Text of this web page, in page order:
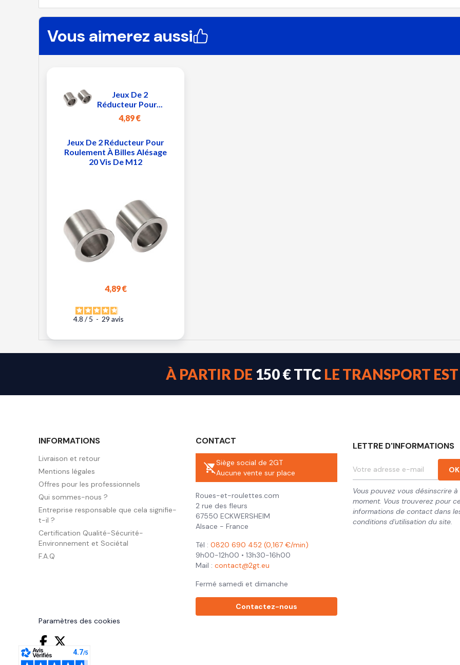
Vous aimerez aussi
Jeux De 2
Réducteur Pour...
4,89 €
Jeux De 2 Réducteur Pour
Roulement À Billes Alésage
20 Vis De M12
4,89 €
4.8 / 5 - 29 avis
À PARTIR DE 150 € TTC LE TRANSPORT EST
INFORMATIONS
Livraison et retour
Mentions légales
Offres pour les professionnels
Qui sommes-nous ?
Entreprise responsable que cela signifie-
t-il ?
Certification Qualité-Sécurité-
Environnement et Sociétal
F.A.Q
CONTACT
remove_shopping_cartSiège social de 2GT
Aucune vente sur place
Roues-et-roulettes.com
2 rue des fleurs
67550 ECKWERSHEIM
Alsace - France
Tél : 0820 690 452 (0,167 €/min)
9h00-12h00 • 13h30-16h00
Mail : contact@2gt.eu
Fermé samedi et dimanche
Contactez-nous
LETTRE D'INFORMATIONS
Vous pouvez vous désinscrire
moment. Vous trouverez pour
informations de contact dans
conditions d'utilisation du site.
Paramètres des cookies
Facebook